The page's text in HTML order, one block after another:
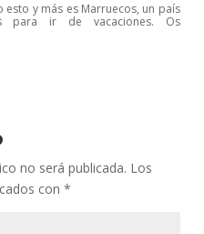
y más es Marruecos, un país
para ir de vacaciones. Os
no será publicada. Los
con *